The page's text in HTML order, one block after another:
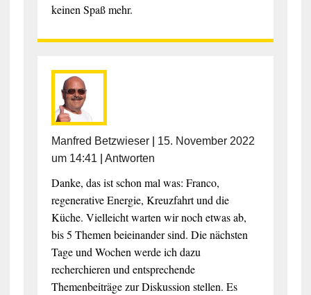
keinen Spaß mehr.
Manfred Betzwieser| 15. November 2022
um 14:41
Antworten
Danke, das ist schon mal was: Franco,
regenerative Energie, Kreuzfahrt und die
Küche. Vielleicht warten wir noch etwas ab,
bis 5 Themen beieinander sind. Die nächsten
Tage und Wochen werde ich dazu
recherchieren und entsprechende
Themenbeiträge zur Diskussion stellen. Es